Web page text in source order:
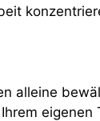
alleine
eigenen